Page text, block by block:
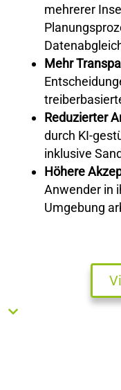
mehrerer
Mehr
Reduzierter
durch KI-
inklusive
Höhere
Anwender in
Umgebung